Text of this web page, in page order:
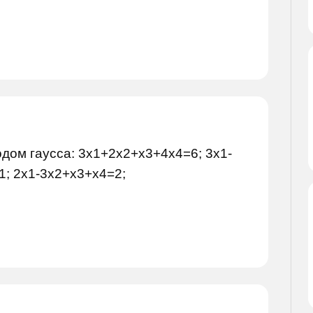
гаусса: 3x1+2x2+x3+4x4=6; 3x1-
2x1-3x2+x3+x4=2;